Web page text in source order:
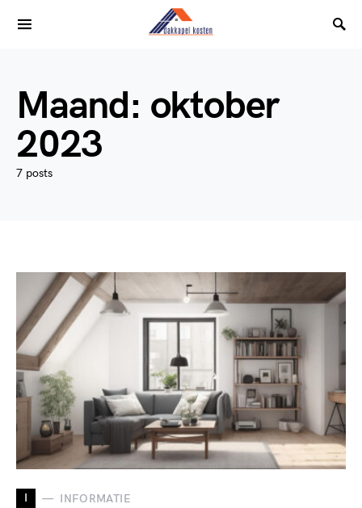
Maand: oktober
2023
7 posts
I INFORMATIE